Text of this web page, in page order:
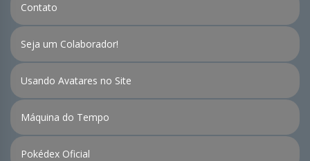
Contato
Seja um Colaborador!
Usando Avatares no Site
Máquina do Tempo
Pokédex Oficial